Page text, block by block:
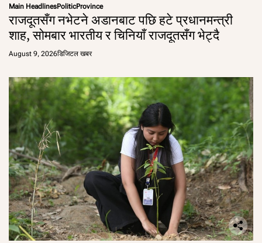
Main HeadlinesPoliticProvince
राजदूतसँग नभेटने अडानबाट पछि हटे प्रधानमन्त्री
शाह, सोमबार भारतीय र चिनियाँ राजदूतसँग भेट्दै
August 9, 2026डिजिटल खबर